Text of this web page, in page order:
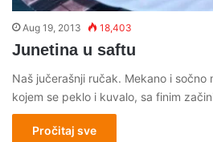
Aug 19, 2013 18,403
Junetina u saftu
Naš jučerašnji ručak. Mekano i sočno
kojem se peklo i kuvalo, sa finim
Pročitaj sve